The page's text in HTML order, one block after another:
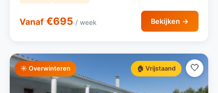
Vanaf €695 / week Bekijken →
☀️ Overwinteren 🏠 Vrijstaand 🤍